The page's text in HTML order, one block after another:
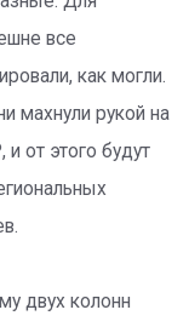
все
как могли.
махнули рукой на
и от этого будут
двух колонн